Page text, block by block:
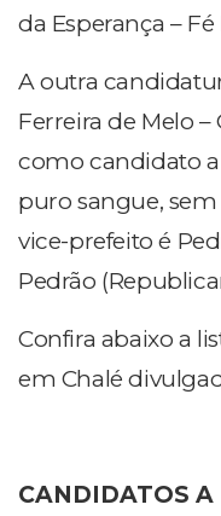
da Esperança – Fé
A outra
Ferreira de Melo
como candidato
puro sangue,
vice-prefeito é
Pedrão
Confira abaixo a
em Chalé
CANDIDATOS A